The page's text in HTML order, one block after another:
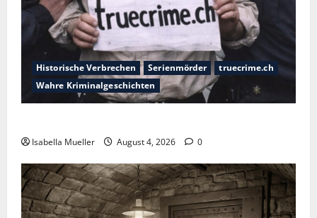
Historische Verbrechen Serienmörder
truecrime.ch
Wahre Kriminalgeschichten
Isabella Mueller August 4, 2026 0